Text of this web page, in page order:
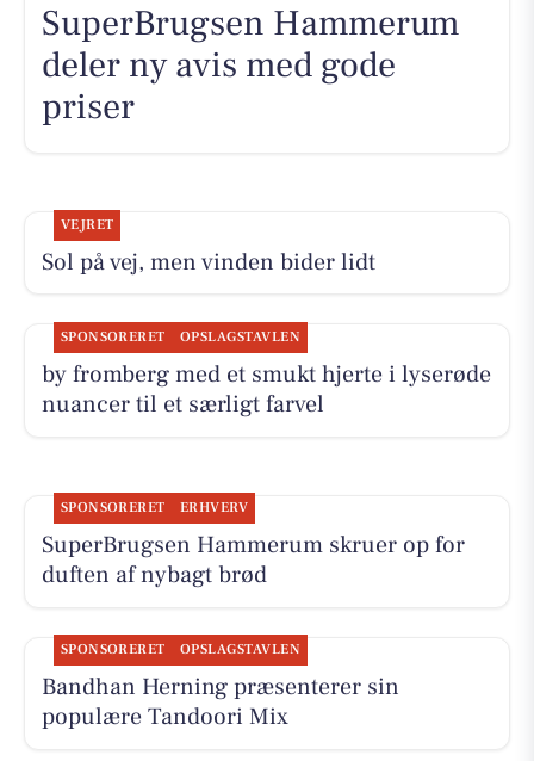
SuperBrugsen Hammerum
deler ny avis med gode
priser
VEJRET
Sol på vej, men vinden bider lidt
SPONSORERET OPSLAGSTAVLEN
by fromberg med et smukt hjerte i lyserøde
nuancer til et særligt farvel
SPONSORERET ERHVERV
SuperBrugsen Hammerum skruer op for
duften af nybagt brød
SPONSORERET OPSLAGSTAVLEN
Bandhan Herning præsenterer sin
populære Tandoori Mix